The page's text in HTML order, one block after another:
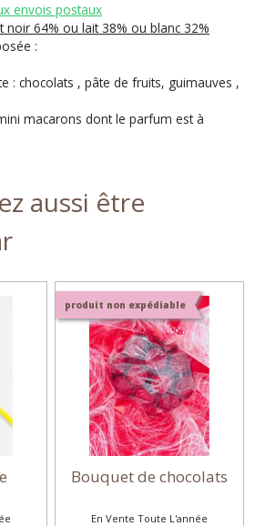
envois postaux
64% ou lait 38% ou blanc 32%
:
: chocolats , pâte de fruits, guimauves ,
macarons dont le parfum est à
aussi être
produit non expédiable
Bouquet de chocolats
En Vente Toute L'année